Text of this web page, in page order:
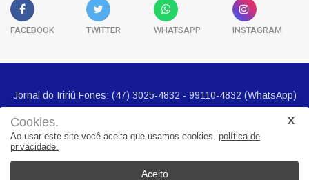
Cookies.
Ao usar este site você aceita que usamos cookies. política de
privacidade.
Aceito
FACEBOOK TWITTER WHATSAPP INSTAGRAM
Jornal do Iririú Fones: (47) 3025-4832 - 99110-4832 (WhatsApp)
E-mail imprensa@jornalbairros.com.br